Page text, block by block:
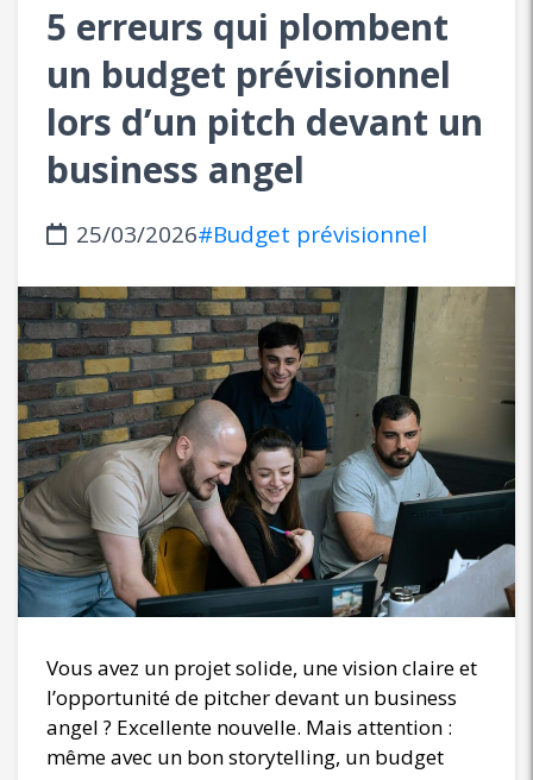
5 erreurs qui plombent
un budget prévisionnel
lors d’un pitch devant un
business angel
25/03/2026#Budget prévisionnel
Vous avez un projet solide, une vision claire et
l’opportunité de pitcher devant un business
angel ? Excellente nouvelle. Mais attention :
même avec un bon storytelling, un budget